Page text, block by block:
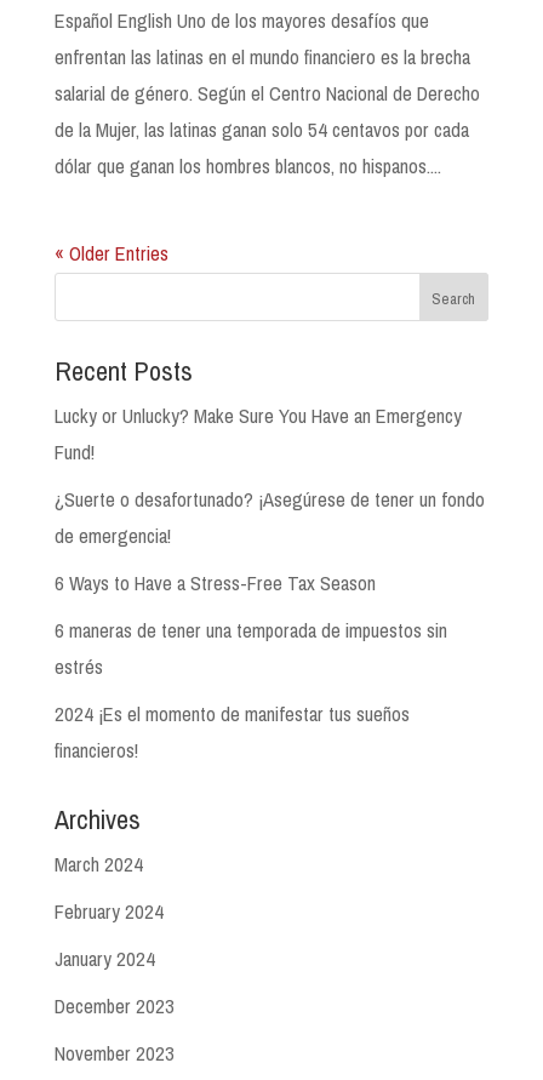
Español English Uno de los mayores desafíos que
enfrentan las latinas en el mundo financiero es la brecha
salarial de género. Según el Centro Nacional de Derecho
de la Mujer, las latinas ganan solo 54 centavos por cada
dólar que ganan los hombres blancos, no hispanos....
« Older Entries
Search
Recent Posts
Lucky or Unlucky? Make Sure You Have an Emergency
Fund!
¿Suerte o desafortunado? ¡Asegúrese de tener un fondo
de emergencia!
6 Ways to Have a Stress-Free Tax Season
6 maneras de tener una temporada de impuestos sin
estrés
2024 ¡Es el momento de manifestar tus sueños
financieros!
Archives
March 2024
February 2024
January 2024
December 2023
November 2023